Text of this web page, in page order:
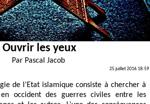
Ouvrir les yeux
Par Pascal Jacob
25 juillet 2016 18:59
de l’Etat islamique consiste à chercher à
occident des guerres civiles entre les